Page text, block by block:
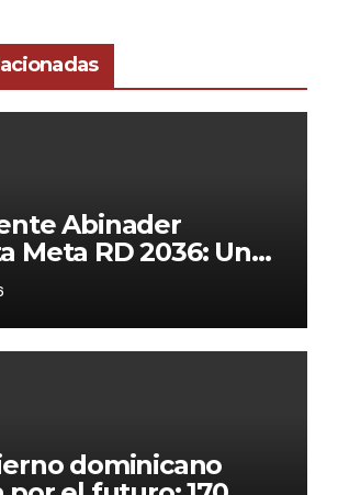
Abinader
Meta RD 2036: Un
para el
de República
dominicano